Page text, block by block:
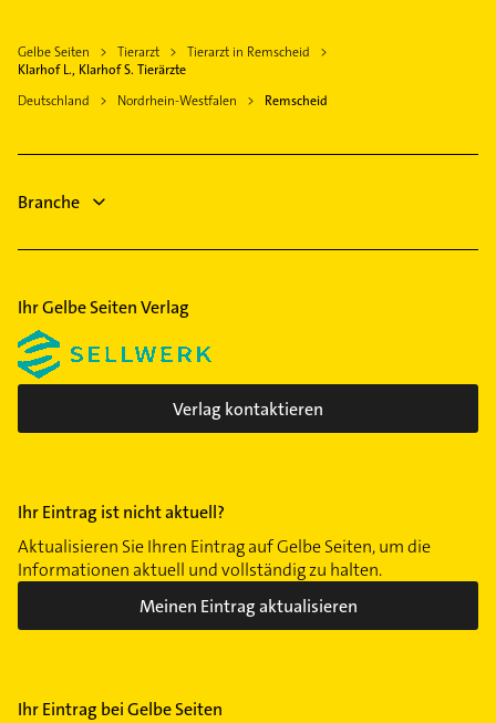
Ennepetal
Gevelsberg
Kürten
Fenster
Rechtsanwalt
Hausarzt
Allgemeinarzt
Logopädie
Maler
Hausarzt
Arzt
Immobilien
Gelbe Seiten Tierarzt
Tierarzt in Remscheid
Klarhof L., Klarhof S. Tierärzte
Deutschland
Nordrhein-Westfalen Remscheid
Branche
Ihr Gelbe Seiten Verlag
Verlag kontaktieren
Ihr Eintrag ist nicht aktuell?
Aktualisieren Sie Ihren Eintrag auf Gelbe Seiten, um die
Informationen aktuell und vollständig zu halten.
Meinen Eintrag aktualisieren
Ihr Eintrag bei Gelbe Seiten